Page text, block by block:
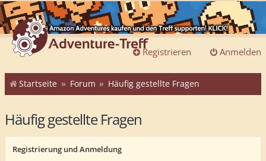
Anmelden
Registrieren
Startseite Forum Häufig gestellte Fragen
Häufig gestellte Fragen
Registrierung und Anmeldung